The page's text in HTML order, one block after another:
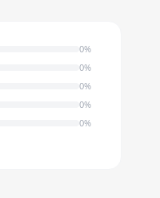
0%
0%
0%
0%
0%